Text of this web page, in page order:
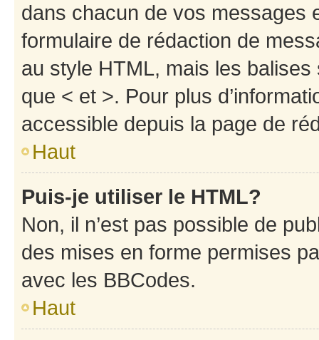
dans chacun de vos messages
formulaire de rédaction de
au style HTML, mais les
que < et >. Pour plus
accessible depuis la page de
Haut
Puis-je utiliser le HTML?
Non, il n’est pas possible de
des mises en forme permises
avec les BBCodes.
Haut